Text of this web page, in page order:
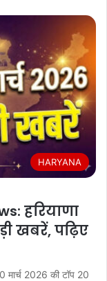
HARYANA
हरियाणा
खबरें, पढ़िए
2026 की टॉप 20